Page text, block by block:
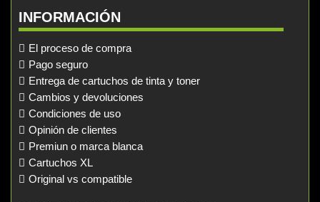
INFORMACIÓN
El proceso de compra
Pago seguro
Entrega de cartuchos de tinta y toner
Cambios y devoluciones
Condiciones de uso
Opinión de clientes
Premiun o marca blanca
Cartuchos XL
Original vs compatible